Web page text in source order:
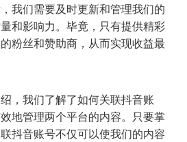
我们需要及时更新和管理我们的
和影响力。毕竟，只有提供精彩
粉丝和赞助商，从而实现收益最
，我们了解了如何关联抖音账
地管理两个平台的内容。只要掌
抖音账号不仅可以使我们的内容